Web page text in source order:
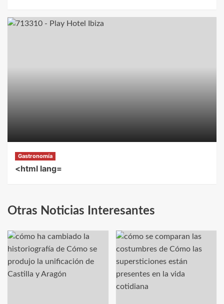
Gastronomía
<html lang=
Otras Noticias Interesantes